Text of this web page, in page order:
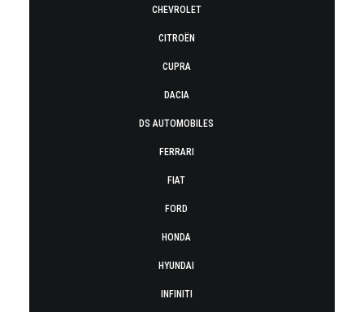
CHEVROLET
CITROËN
CUPRA
DACIA
DS AUTOMOBILES
FERRARI
FIAT
FORD
HONDA
HYUNDAI
INFINITI